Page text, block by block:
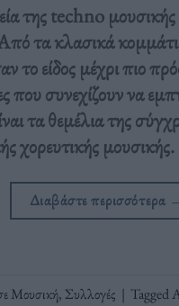
της techno
τα κλασικά
το είδος μέχρι πιο
που συνεχίζουν να
τα θεμέλια της
χορευτικής μουσικής.
Διαβάστε περισσότερα
Μουσική, Συλλογές | Tagged